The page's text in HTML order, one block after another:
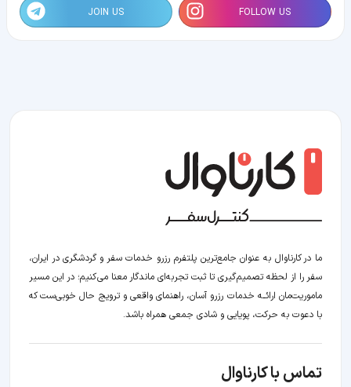
FOLLOW US
JOIN US
ما در کارناوال به عنوان جامع‌ترین پلتفرم رزرو خدمات سفر و گردشگری در ایران،
سفر را از لحظه‌ تصمیم‌گیری تا ثبت تجربه‌ای ماندگار معنا می‌کنیم؛ در این مسیر‍
ماموریت‌مان اراﺋــﻪ خدمات رزرو آسان، راهنمای واقعی و ترویج حال خوبی‌ست که
با دعوت به حرکت، پویایی و شادی جمعی همراه باشد.
تماس با کارناوال